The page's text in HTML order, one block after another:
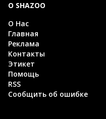
О SHAZOO
О Нас
Главная
Реклама
Контакты
Этикет
Помощь
RSS
Сообщить об ошибке